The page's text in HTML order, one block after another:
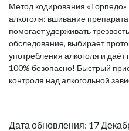
Метод кодирования
алкоголя: вшивание
помогает удерживать
обследование, выбирает
употребления алкоголя и
100% безопасно! Быстрый
контроля над алкогольной
Дата обновления: 17